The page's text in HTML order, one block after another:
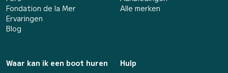
Fondation de la Mer
Ervaringen
Blog
Alle merken
Waar kan ik een boot huren
Hulp